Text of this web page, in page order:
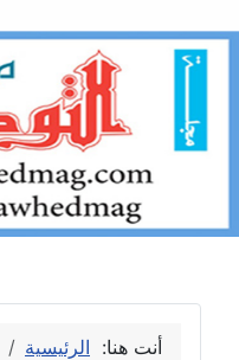
أنت هنا: الرئيسية